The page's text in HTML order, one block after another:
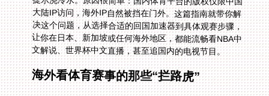
文解说、世界杯中文直播，甚至追国内的电视节目。
海外看体育赛事的那些“拦路虎”